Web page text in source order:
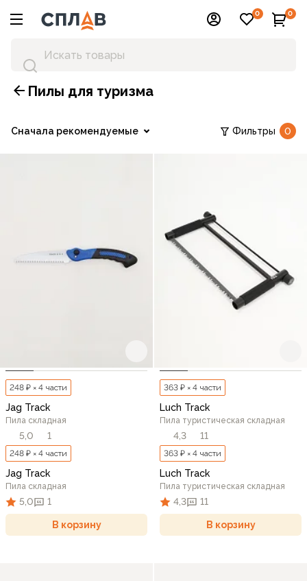
0 0
Пилы для туризма
Сначала рекомендуемые Фильтры 0
248 ₽ × 4 части
Jag Track
Пила складная
5,0 1
248 ₽ × 4 части
Jag Track
Пила складная
5,0 1
В корзину
363 ₽ × 4 части
Luch Track
Пила туристическая складная
4,3 11
363 ₽ × 4 части
Luch Track
Пила туристическая складная
4,3 11
В корзину